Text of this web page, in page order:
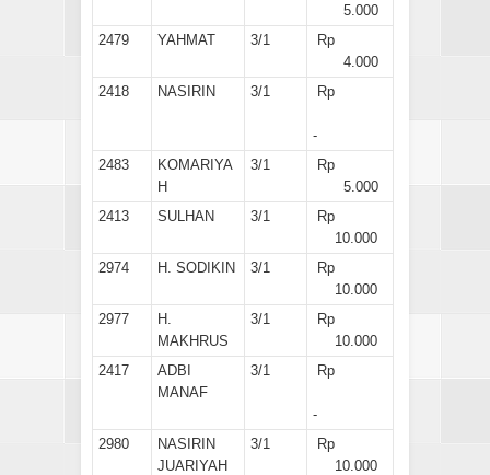
5.000
2479
YAHMAT 3/1
Rp
4.000
2418
NASIRIN 3/1 Rp
-
2483
KOMARIYA
H
3/1
Rp
5.000
2413
SULHAN 3/1
Rp
10.000
2974
H. SODIKIN 3/1
Rp
10.000
2977
H.
MAKHRUS
3/1
Rp
10.000
2417
ADBI
MANAF
3/1 Rp
-
2980
NASIRIN
JUARIYAH
3/1
Rp
10.000